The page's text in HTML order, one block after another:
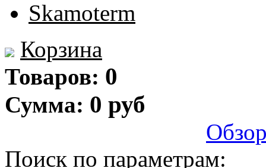
Skamoterm
Корзина
Товаров: 0
Сумма: 0 руб
Поиск по параметрам: